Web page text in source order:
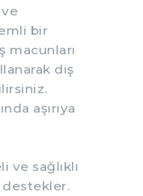
bir
macunları
diş
aşırıya
ve sağlıklı
destekler.